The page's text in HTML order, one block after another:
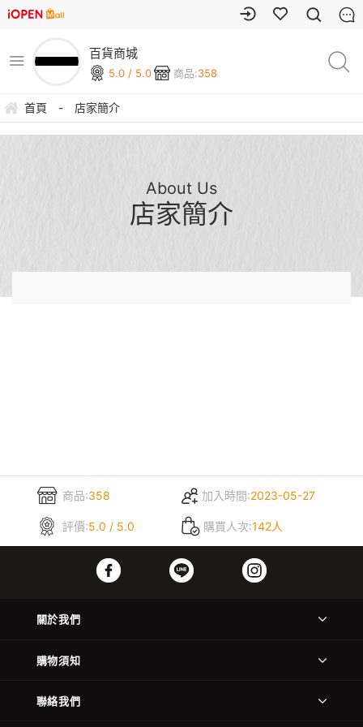
百貨商城
5.0 / 5.0 商品:358
首頁 - 店家簡介
About Us
店家簡介
商品:358 加入時間:2023-05-27
評價:5.0 / 5.0 購買人次:142人
關於我們
購物須知
聯絡我們